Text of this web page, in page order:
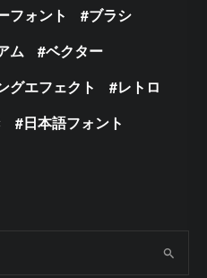
フォント
ブラシ
ム
ベクター
グエフェクト
レトロ
日本語フォント